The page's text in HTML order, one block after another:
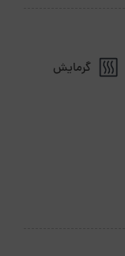
گرمایش